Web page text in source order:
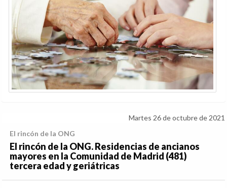
Martes 26 de octubre de 2021
El rincón de la ONG
El rincón de la ONG. Residencias de ancianos
mayores en la Comunidad de Madrid (481)
tercera edad y geriátricas